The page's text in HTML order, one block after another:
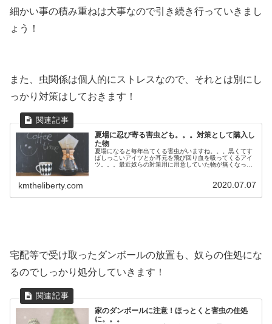
細かい事の積み重ねは大事なので引き続き行っていきまし
ょう！
また、虫関係は個人的にストレスなので、それとは別にし
っかり対策はしておきます！
夏場に忍び寄る害虫ども。。。対策として購入し
た物
夏場になると毎年出てくる害虫がいますね。。。黒くてす
ばしっこいアイツとか耳元を飛び回り血を吸ってくるアイ
ツ。。。最近奴らの対策用に用意していた物が無くなって
kmtheliberty.com 2020.07.07
宅配等で受け取ったダンボールの放置も、奴らの住処にな
るのでしっかり処分していきます！
家のダンボールに注意！ほっとくと害虫の住処
に。。。